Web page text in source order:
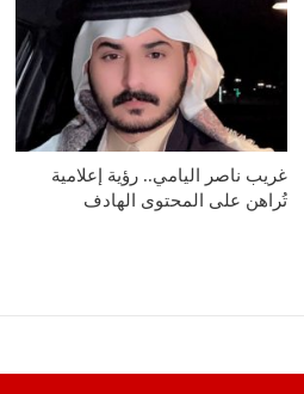
غريب ناصر اليامي.. رؤية إعلامية
تُراهن على المحتوى الهادف